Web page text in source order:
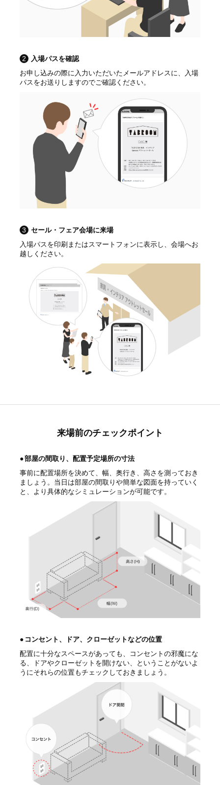
2
入場パスを確認
お申し込みの際に入力いただいたメールアドレスに、入場
パスをお送りしますのでご確認ください。
3
セール・フェア会場に来場
入場パスを印刷またはスマートフォンに表示し、会場へお
越しください。
来場前のチェックポイント
●部屋の間取り、配置予定場所の寸法
事前に配置場所を決めて、幅、奥行き、高さを測っておき
ましょう。当日は部屋の間取りや簡単な図面を持っていく
と、より具体的なシミュレーションが可能です。
● コンセント、ドア、クローゼットなどの位置
配置に十分なスペースがあっても、コンセントの邪魔にな
る、ドアやクローゼットを開けない、ということがないよ
うにそれらの位置もチェックしておきましょう。